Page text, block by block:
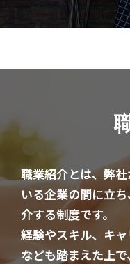
職業紹介とは、弊
いる企業の間に立
介する制度です。
経験やスキル、キ
なども踏まえた上